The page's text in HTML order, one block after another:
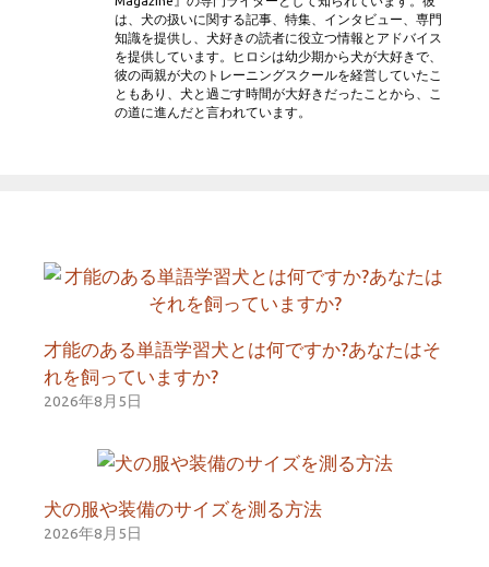
は、犬の扱いに関する記事、特集、インタビュー、専門
知識を提供し、犬好きの読者に役立つ情報とアドバイス
を提供しています。ヒロシは幼少期から犬が大好きで、
彼の両親が犬のトレーニングスクールを経営していたこ
ともあり、犬と過ごす時間が大好きだったことから、こ
の道に進んだと言われています。
才能のある単語学習犬とは何ですか?あなたはそ
れを飼っていますか?
2026年8月5日
犬の服や装備のサイズを測る方法
2026年8月5日